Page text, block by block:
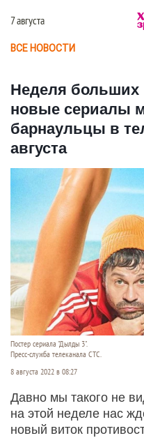
7 августа
ВСЕ НОВОСТИ
Неделя больших
новые сериалы
барнаульцы в
августа
Постер сериала "Дылды 3".
Пресс-служба телеканала СТС.
8 августа 2022 в 08:27
Давно мы такого не
на этой неделе нас
новый виток